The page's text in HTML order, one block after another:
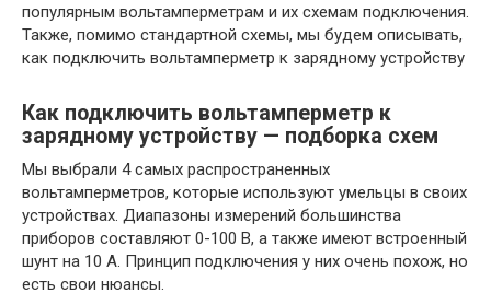
популярным вольтамперметрам и их схемам подключения.
Также, помимо стандартной схемы, мы будем описывать,
как подключить вольтамперметр к зарядному устройству
Как подключить вольтамперметр к
зарядному устройству — подборка схем
Мы выбрали 4 самых распространенных
вольтамперметров, которые используют умельцы в своих
устройствах. Диапазоны измерений большинства
приборов составляют 0-100 В, а также имеют встроенный
шунт на 10 А. Принцип подключения у них очень похож, но
есть свои нюансы.